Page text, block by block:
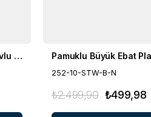
Pamuklu Banyo 2'li Havlu Seti
252-10-STW-B-N
₺499,98
₺2.499,90